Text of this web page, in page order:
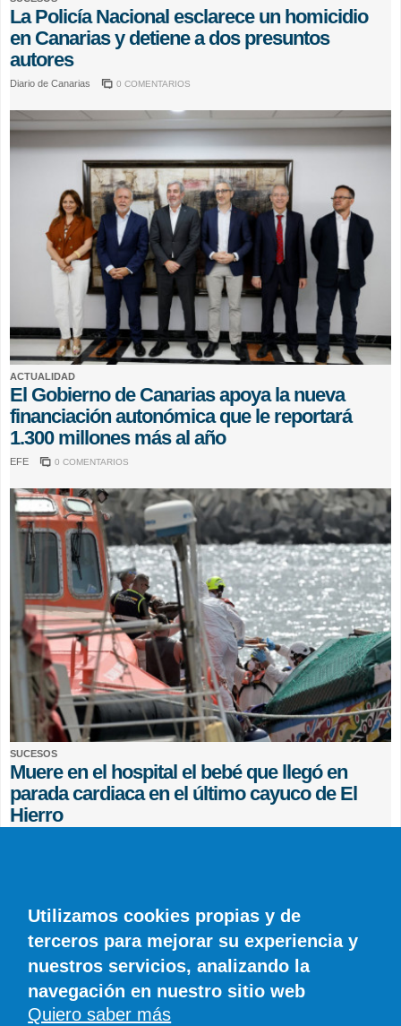
La Policía Nacional esclarece un homicidio
en Canarias y detiene a dos presuntos
autores
Diario de Canarias 0 COMENTARIOS
ACTUALIDAD
El Gobierno de Canarias apoya la nueva
financiación autonómica que le reportará
1.300 millones más al año
EFE 0 COMENTARIOS
SUCESOS
Muere en el hospital el bebé que llegó en
parada cardiaca en el último cayuco de El
Hierro
© SIROCO INFORMACIÓN SL | Tel. 828 081 655 | Móvil y WhatsApp 606 845
Utilizamos cookies propias y de
terceros para mejorar su experiencia y
nuestros servicios, analizando la
navegación en nuestro sitio web
Quiero saber más